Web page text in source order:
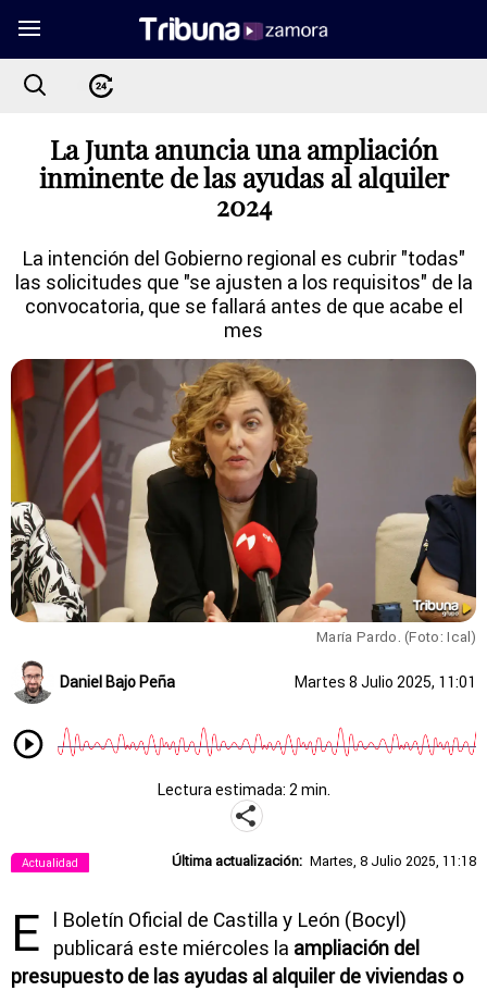
La Junta anuncia una ampliación
inminente de las ayudas al alquiler
2024
La intención del Gobierno regional es cubrir "todas"
las solicitudes que "se ajusten a los requisitos" de la
convocatoria, que se fallará antes de que acabe el
mes
María Pardo. (Foto: Ical)
Daniel Bajo Peña Martes 8 Julio 2025, 11:01
Lectura estimada: 2 min.
Actualidad Última actualización: Martes, 8 Julio 2025, 11:18
E
l Boletín Oficial de Castilla y León (Bocyl)
publicará este miércoles la ampliación del
presupuesto de las ayudas al alquiler de viviendas o